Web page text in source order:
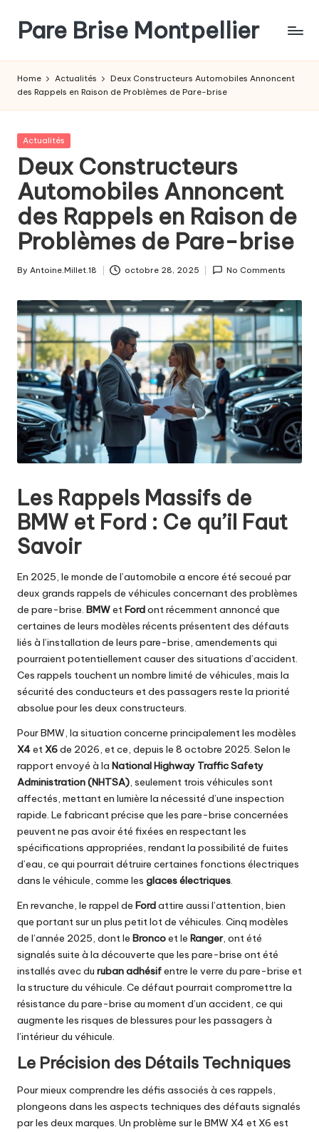
content
Pare Brise Montpellier
Home Actualités
Deux Constructeurs Automobiles Annoncent
des Rappels en Raison de Problèmes de Pare-brise
Posted
Actualités
Deux Constructeurs
Automobiles Annoncent
des Rappels en Raison de
Problèmes de Pare-brise
Posted
By Antoine.Millet.18 octobre 28, 2025 No Comments
Les Rappels Massifs de
BMW et Ford : Ce qu’il Faut
Savoir
En 2025, le monde de l’automobile a encore été secoué par
deux grands rappels de véhicules concernant des problèmes
de pare-brise. BMWetFordont récemment annoncé que
certaines de leurs modèles récents présentent des défauts
liés à l’installation de leurs pare-brise, amendements qui
pourraient potentiellement causer des situations d’accident.
Ces rappels touchent un nombre limité de véhicules, mais la
sécurité des conducteurs et des passagers reste la priorité
absolue pour les deux constructeurs.
Pour BMW, la situation concerne principalement les modèles
X4etX6de 2026, et ce, depuis le 8 octobre 2025. Selon le
rapport envoyé à la National Highway Traffic Safety
Administration (NHTSA), seulement trois véhicules sont
affectés, mettant en lumière la nécessité d’une inspection
rapide. Le fabricant précise que les pare-brise concernées
peuvent ne pas avoir été fixées en respectant les
spécifications appropriées, rendant la possibilité de fuites
d’eau, ce qui pourrait détruire certaines fonctions électriques
dans le véhicule, comme les glaces électriques.
En revanche, le rappel de Fordattire aussi l’attention, bien
que portant sur un plus petit lot de véhicules. Cinq modèles
de l’année 2025, dont le Broncoet le Ranger, ont été
signalés suite à la découverte que les pare-brise ont été
installés avec du ruban adhésifentre le verre du pare-brise et
la structure du véhicule. Ce défaut pourrait compromettre la
résistance du pare-brise au moment d’un accident, ce qui
augmente les risques de blessures pour les passagers à
l’intérieur du véhicule.
Le Précision des Détails Techniques
Pour mieux comprendre les défis associés à ces rappels,
plongeons dans les aspects techniques des défauts signalés
par les deux marques. Un problème sur le BMW X4 et X6 est